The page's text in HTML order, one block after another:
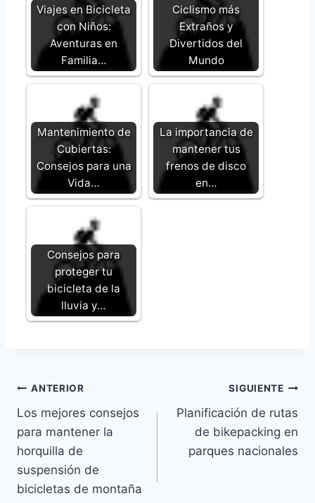
Viajes en Bicicleta
con Niños:
Aventuras en
Familia…
Ciclismo más
Extraños y
Divertidos del
Mundo
Mantenimiento de
Cubiertas:
Consejos para una
Vida…
La importancia de
mantener tus
frenos de disco
en…
Consejos para
proteger tu
bicicleta de la
lluvia y…
Navegación
de
entradas
ANTERIOR
Los mejores consejos
para mantener la
horquilla de
suspensión de
bicicletas de montaña
SIGUIENTE
Planificación de rutas
de bikepacking en
parques nacionales